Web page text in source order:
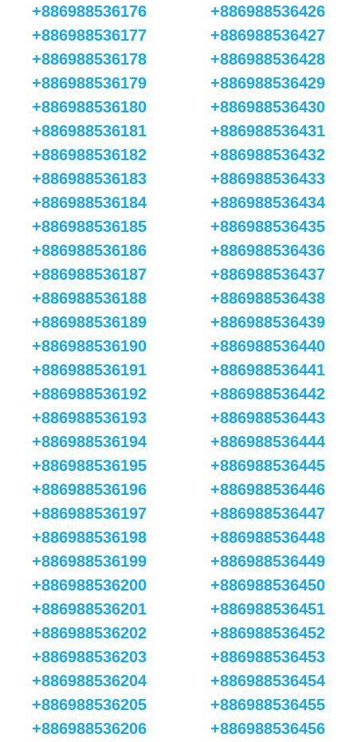
+886988536176
+886988536177
+886988536178
+886988536179
+886988536180
+886988536181
+886988536182
+886988536183
+886988536184
+886988536185
+886988536186
+886988536187
+886988536188
+886988536189
+886988536190
+886988536191
+886988536192
+886988536193
+886988536194
+886988536195
+886988536196
+886988536197
+886988536198
+886988536199
+886988536200
+886988536201
+886988536202
+886988536203
+886988536204
+886988536205
+886988536206
+886988536426
+886988536427
+886988536428
+886988536429
+886988536430
+886988536431
+886988536432
+886988536433
+886988536434
+886988536435
+886988536436
+886988536437
+886988536438
+886988536439
+886988536440
+886988536441
+886988536442
+886988536443
+886988536444
+886988536445
+886988536446
+886988536447
+886988536448
+886988536449
+886988536450
+886988536451
+886988536452
+886988536453
+886988536454
+886988536455
+886988536456